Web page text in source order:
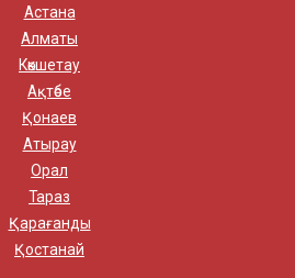
Астана
Алматы
Көкшетау
Ақтөбе
Қонаев
Атырау
Орал
Тараз
Қарағанды
Қостанай